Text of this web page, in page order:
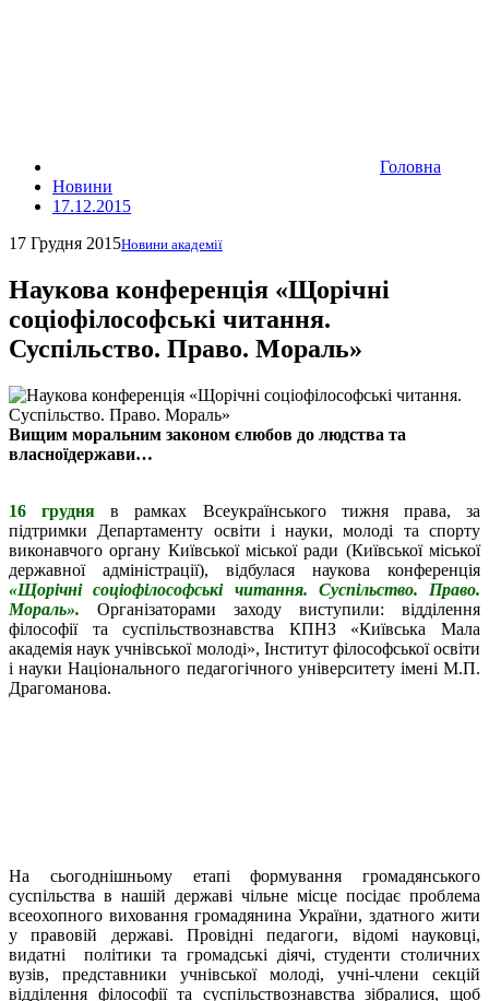
Головна
Новини
17.12.2015
17 Грудня 2015Новини академії
Наукова конференція «Щорічні
соціофілософські читання.
Суспільство. Право. Мораль»
Вищим моральним законом єлюбов до людства та
власноїдержави…
16 грудняв рамках Всеукраїнського тижня права, за
підтримки Департаменту освіти і науки, молоді та спорту
виконавчого органу Київської міської ради (Київської міської
державної адміністрації), відбулася наукова конференція
«Щорічні соціофілософські читання. Суспільство. Право.
Мораль». Організаторами заходу виступили: відділення
філософії та суспільствознавства КПНЗ «Київська Мала
академія наук учнівської молоді», Інститут філософської освіти
і науки Національного педагогічного університету імені М.П.
Драгоманова.
На сьогоднішньому етапі формування громадянського
суспільства в нашій державі чільне місце посідає проблема
всеохопного виховання громадянина України, здатного жити
у правовій державі. Провідні педагоги, відомі науковці,
видатні політики та громадські діячі, студенти столичних
вузів, представники учнівської молоді, учні-члени секцій
відділення філософії та суспільствознавства зібралися, щоб